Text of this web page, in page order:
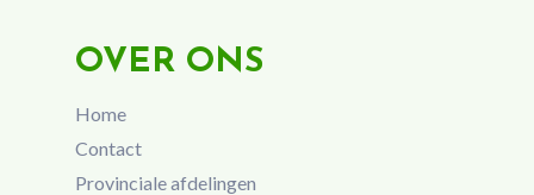
OVER ONS
Home
Contact
Provinciale afdelingen